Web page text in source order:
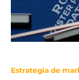
Estrategia de